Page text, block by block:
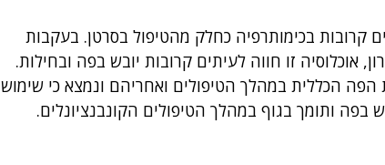
קרובות בכימותרפיה כחלק מהטיפול בסרטן. בעקבות
אוכלוסיה זו חווה לעיתים קרובות יובש בפה ובחילות.
הפה הכללית במהלך הטיפולים ואחריהם ונמצא כי שימוש
בפה ותומך בגוף במהלך הטיפולים הקונבנציונלים.